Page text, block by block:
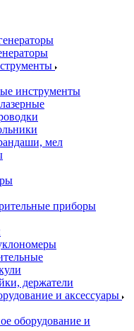
инструменты
мел
приборы
держатели
и аксессуары
оборудование и